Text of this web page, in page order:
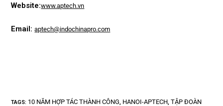
Website:www.aptech.vn
Email:aptech@indochinapro.com
TAGS: 10 NĂM HỢP TÁC THÀNH CÔNG HANOI-APTECH TẬP ĐOÀN